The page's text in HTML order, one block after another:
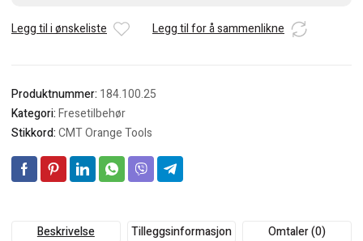
Legg til i ønskeliste Legg til for å sammenlikne
Produktnummer: 184.100.25
Kategori:Fresetilbehør
Stikkord:CMT Orange Tools
Beskrivelse Tilleggsinformasjon Omtaler (0)